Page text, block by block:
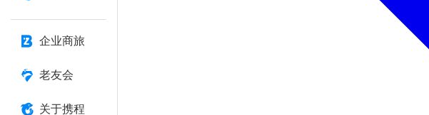
企业商旅
老友会
关于携程